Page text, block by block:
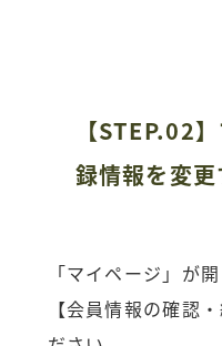
【STEP.02
録情報を変更
「マイページ」が
【会員情報の確認